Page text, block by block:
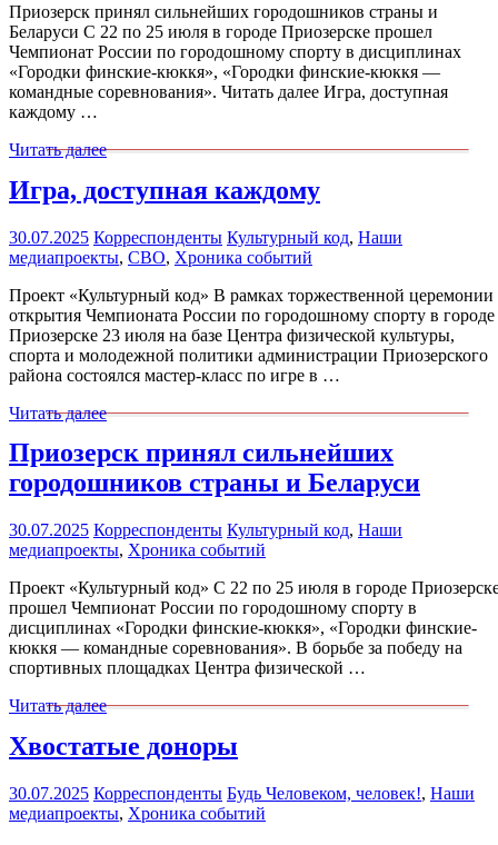
Приозерск принял сильнейших городошников страны и
Беларуси С 22 по 25 июля в городе Приозерске прошел
Чемпионат России по городошному спорту в дисциплинах
«Городки финские-кюккя», «Городки финские-кюккя —
командные соревнования». Читать далее Игра, доступная
каждому …
Читать далее
Игра, доступная каждому
30.07.2025 Корреспонденты Культурный код, Наши
медиапроекты, СВО, Хроника событий
Проект «Культурный код» В рамках торжественной церемонии
открытия Чемпионата России по городошному спорту в городе
Приозерске 23 июля на базе Центра физической культуры,
спорта и молодежной политики администрации Приозерского
района состоялся мастер-класс по игре в …
Читать далее
Приозерск принял сильнейших
городошников страны и Беларуси
30.07.2025 Корреспонденты Культурный код, Наши
медиапроекты, Хроника событий
Проект «Культурный код» С 22 по 25 июля в городе
прошел Чемпионат России по городошному спорту в
дисциплинах «Городки финские-кюккя», «Городки финские-
кюккя — командные соревнования». В борьбе за победу на
спортивных площадках Центра физической …
Читать далее
Хвостатые доноры
30.07.2025 Корреспонденты Будь Человеком, человек!, Наши
медиапроекты, Хроника событий